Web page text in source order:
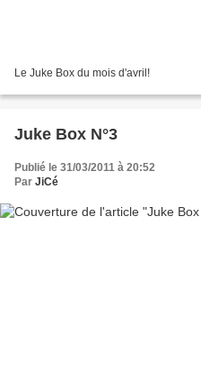
Le Juke Box du mois d'avril!
Juke Box N°3
Publié le 31/03/2011 à 20:52
Par JiCé